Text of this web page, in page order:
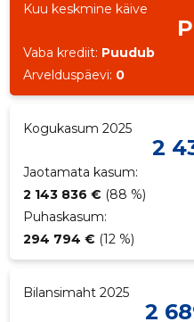
Kuu keskmine käive
Vaba krediit: Puudub
Arvelduspäevi: 0
Kogukasum 2025
2
Jaotamata kasum:
2 143 836 € (88 %)
Puhaskasum:
294 794 € (12 %)
Bilansimaht 2025
2